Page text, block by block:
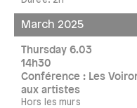
March 2025
Thursday 6.03
14h30
Conférence : Les
aux artistes
Hors les murs